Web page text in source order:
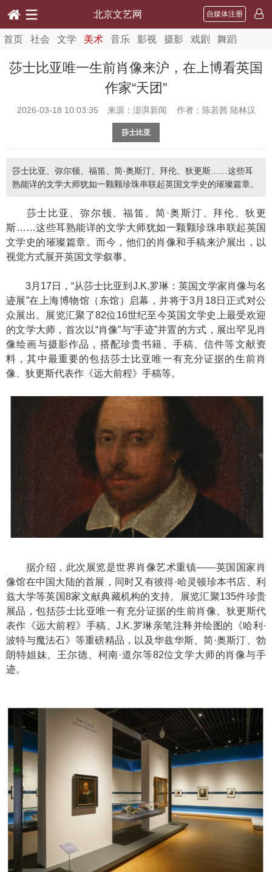
北京文艺网 自媒体注册
首页 社会 文学 美术 音乐 影视 摄影 戏剧 舞蹈
莎士比亚唯一生前肖像来沪，在上博看英国
作家“天团”
2026-03-18 10:03:35 来源：澎湃新闻 作者：陈若茜 陆林汉
莎士比亚
莎士比亚、弥尔顿、福笛、简·奥斯汀、拜伦、狄更斯……这些耳
熟能详的文学大师犹如一颗颗珍珠串联起英国文学史的璀璨篇章。
莎士比亚、弥尔顿、福笛、简·奥斯汀、拜伦、狄更
斯……这些耳熟能详的文学大师犹如一颗颗珍珠串联起英国
文学史的璀璨篇章。而今，他们的肖像和手稿来沪展出，以
视觉方式展开英国文学叙事。
3月17日，“从莎士比亚到J.K.罗琳：英国文学家肖像与名
迹展”在上海博物馆（东馆）启幕，并将于3月18日正式对公
众展出。展览汇聚了82位16世纪至今英国文学史上最受欢迎
的文学大师，首次以“肖像”与“手迹”并置的方式，展出罕见肖
像绘画与摄影作品，搭配珍贵书籍、手稿、信件等文献资
料，其中最重要的包括莎士比亚唯一有充分证据的生前肖
像、狄更斯代表作《远大前程》手稿等。
据介绍，此次展览是世界肖像艺术重镇——英国国家肖
像馆在中国大陆的首展，同时又有彼得·哈灵顿珍本书店、利
兹大学等英国8家文献典藏机构的支持。展览汇聚135件珍贵
展品，包括莎士比亚唯一有充分证据的生前肖像、狄更斯代
表作《远大前程》手稿、J.K.罗琳亲笔注释并绘图的《哈利·
波特与魔法石》等重磅精品，以及华兹华斯、简·奥斯汀、勃
朗特姐妹、王尔德、柯南·道尔等82位文学大师的肖像与手
迹。